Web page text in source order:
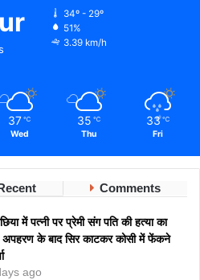
34º - 29º
51%
3.39 km/h
37 ℃
Wed
35 ℃
Thu
33 ℃
Fri
Comments
में पत्नी पर प्रेमी संग पति की हत्या का
अपहरण के बाद सिर काटकर कोसी में फेंकने
ago